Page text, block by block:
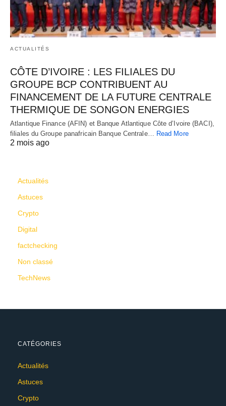
ACTUALITÉS
CÔTE D’IVOIRE : LES FILIALES DU
GROUPE BCP CONTRIBUENT AU
FINANCEMENT DE LA FUTURE CENTRALE
THERMIQUE DE SONGON ENERGIES
Atlantique Finance (AFIN) et Banque Atlantique Côte d’Ivoire (BACI),
filiales du Groupe panafricain Banque Centrale… Read More
2 mois ago
Actualités
Astuces
Crypto
Digital
factchecking
Non classé
TechNews
CATÉGORIES
Actualités
Astuces
Crypto